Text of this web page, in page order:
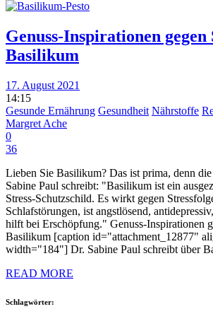
Genuss-Inspirationen gegen
Basilikum
17. August 2021
14:15
Gesunde Ernährung Gesundheit Nährstoffe
Margret Ache
0
36
Lieben Sie Basilikum? Das ist prima, denn
Sabine Paul schreibt: "Basilikum ist ein
Stress-Schutzschild. Es wirkt gegen
Schlafstörungen, ist angstlösend,
hilft bei Erschöpfung." Genuss-Inspirationen
Basilikum [caption id="attachment_12877"
width="184"] Dr. Sabine Paul schreibt über
READ MORE
Schlagwörter: